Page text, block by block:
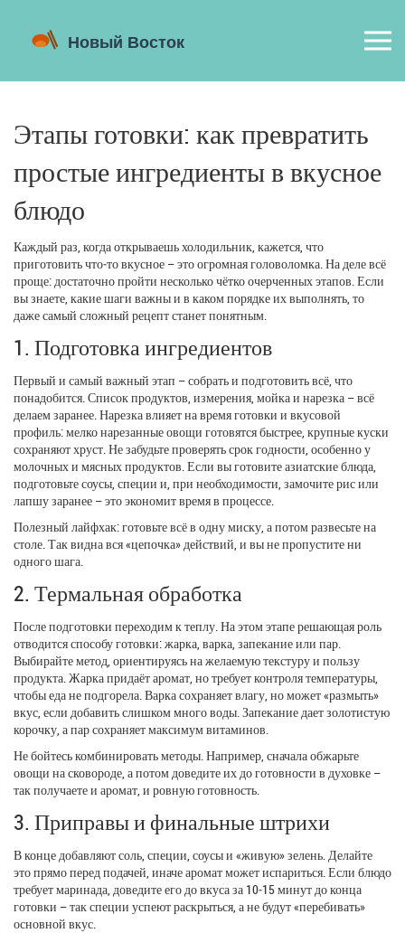
Этапы готовки: как превратить
простые ингредиенты в вкусное
блюдо
Каждый раз, когда открываешь холодильник, кажется, что
приготовить что‑то вкусное – это огромная головоломка. На деле всё
проще: достаточно пройти несколько чётко очерченных этапов. Если
вы знаете, какие шаги важны и в каком порядке их выполнять, то
даже самый сложный рецепт станет понятным.
1. Подготовка ингредиентов
Первый и самый важный этап – собрать и подготовить всё, что
понадобится. Список продуктов, измерения, мойка и нарезка – всё
делаем заранее. Нарезка влияет на время готовки и вкусовой
профиль: мелко нарезанные овощи готовятся быстрее, крупные куски
сохраняют хруст. Не забудьте проверять срок годности, особенно у
молочных и мясных продуктов. Если вы готовите азиатские блюда,
подготовьте соусы, специи и, при необходимости, замочите рис или
лапшу заранее – это экономит время в процессе.
Полезный лайфхак: готовьте всё в одну миску, а потом развесьте на
столе. Так видна вся «цепочка» действий, и вы не пропустите ни
одного шага.
2. Термальная обработка
После подготовки переходим к теплу. На этом этапе решающая роль
отводится способу готовки: жарка, варка, запекание или пар.
Выбирайте метод, ориентируясь на желаемую текстуру и пользу
продукта. Жарка придаёт аромат, но требует контроля температуры,
чтобы еда не подгорела. Варка сохраняет влагу, но может «размыть»
вкус, если добавить слишком много воды. Запекание дает золотистую
корочку, а пар сохраняет максимум витаминов.
Не бойтесь комбинировать методы. Например, сначала обжарьте
овощи на сковороде, а потом доведите их до готовности в духовке –
так получаете и аромат, и ровную готовность.
3. Приправы и финальные штрихи
В конце добавляют соль, специи, соусы и «живую» зелень. Делайте
это прямо перед подачей, иначе аромат может испариться. Если блюдо
требует маринада, доведите его до вкуса за 10‑15 минут до конца
готовки – так специи успеют раскрыться, а не будут «перебивать»
основной вкус.